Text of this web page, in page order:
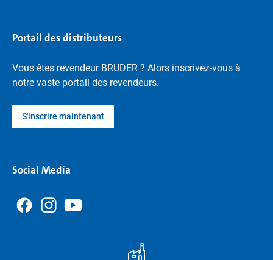
Portail des distributeurs
Vous êtes revendeur BRUDER ? Alors inscrivez-vous à
notre vaste portail des revendeurs.
S'inscrire maintenant
Social Media